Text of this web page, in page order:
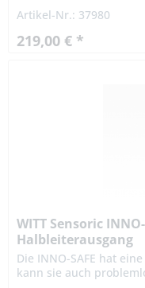
liegender Optikeinheit,
Artikel-Nr.: 37980
219,00 € *
WITT Sensoric
Halbleiterausgang
Die INNO-SAFE hat
kann sie auch